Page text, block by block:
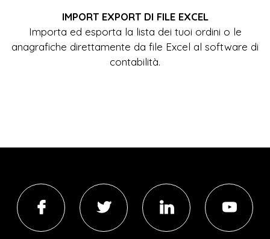
IMPORT EXPORT DI FILE EXCEL
Importa ed esporta la lista dei tuoi ordini o le
anagrafiche direttamente da file Excel al software di
contabilità.